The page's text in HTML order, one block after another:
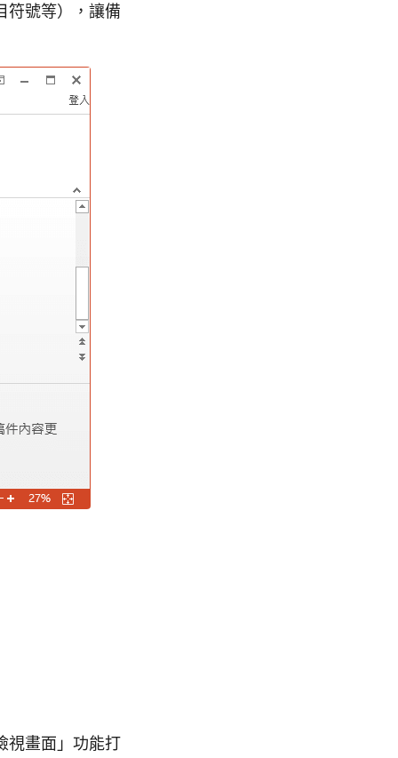
符號等），讓備
視畫面」功能打